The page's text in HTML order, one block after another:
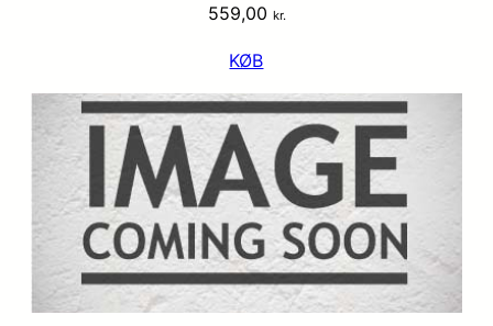
559,00 kr.
KØB